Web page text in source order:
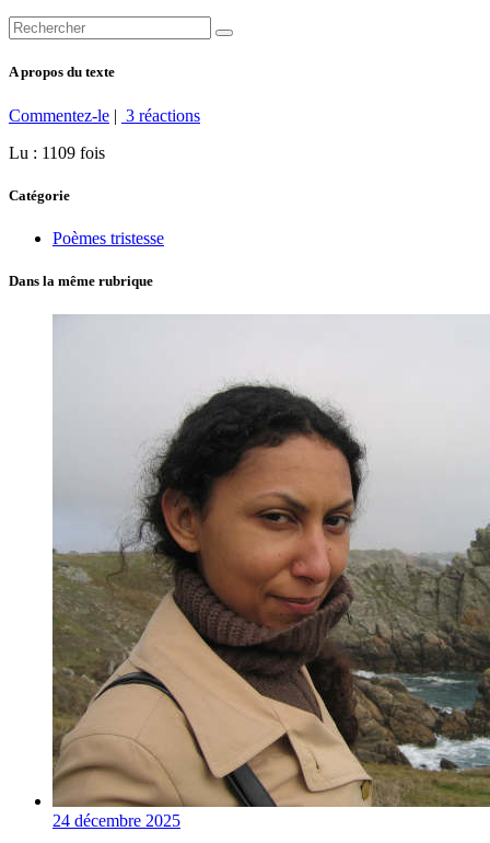
A propos du texte
Commentez-le | 3 réactions
Lu : 1109 fois
Catégorie
Poèmes tristesse
Dans la même rubrique
24 décembre 2025